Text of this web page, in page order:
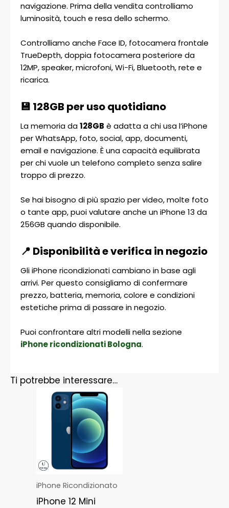
navigazione. Prima della vendita controlliamo
luminosità, touch e resa dello schermo.
Controlliamo anche Face ID, fotocamera frontale
TrueDepth, doppia fotocamera posteriore da
12MP, speaker, microfoni, Wi-Fi, Bluetooth, rete e
ricarica.
💾 128GB per uso quotidiano
La memoria da128GB è adatta a chi usa l’iPhone
per WhatsApp, foto, social, app, documenti,
email e navigazione. È una capacità equilibrata
per chi vuole un telefono completo senza salire
troppo di prezzo.
Se hai bisogno di più spazio per video, molte foto
o tante app, puoi valutare anche un iPhone 13 da
256GB quando disponibile.
📍 Disponibilità e verifica in negozio
Gli iPhone ricondizionati cambiano in base agli
arrivi. Per questo consigliamo di confermare
prezzo, batteria, memoria, colore e condizioni
estetiche prima di passare in negozio.
Puoi confrontare altri modelli nella sezione
iPhone ricondizionati Bologna.
Ti potrebbe interessare…
iPhone Ricondizionato
iPhone 12 Mini